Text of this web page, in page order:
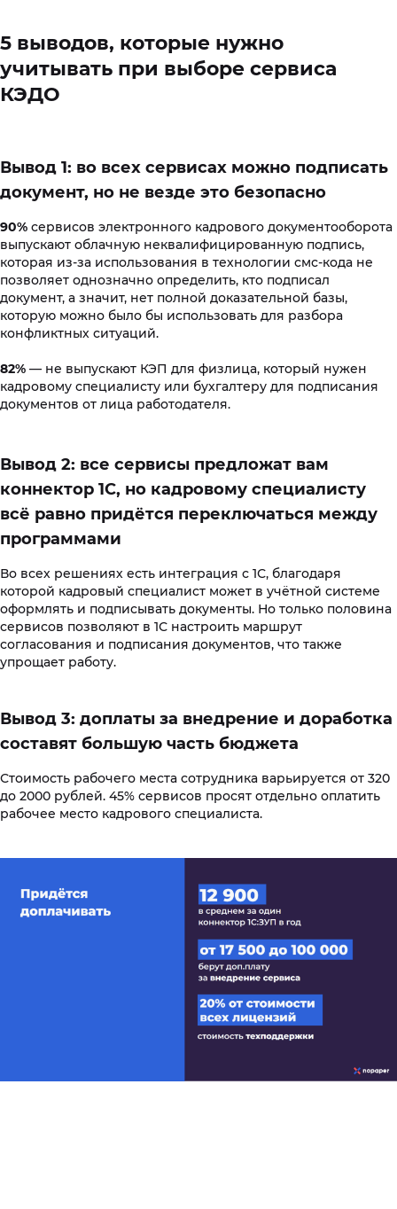
5 выводов, которые нужно
учитывать при выборе сервиса
КЭДО
Вывод 1: во всех сервисах можно подписать
документ, но не везде это безопасно
90% сервисов электронного кадрового документооборота
выпускают облачную неквалифицированную подпись,
которая из-за использования в технологии смс-кода не
позволяет однозначно определить, кто подписал
документ, а значит, нет полной доказательной базы,
которую можно было бы использовать для разбора
конфликтных ситуаций.
82% — не выпускают КЭП для физлица, который нужен
кадровому специалисту или бухгалтеру для подписания
документов от лица работодателя.
Вывод 2: все сервисы предложат вам
коннектор 1С, но кадровому специалисту
всё равно придётся переключаться между
программами
Во всех решениях есть интеграция с 1С, благодаря
которой кадровый специалист может в учётной системе
оформлять и подписывать документы. Но только половина
сервисов позволяют в 1С настроить маршрут
согласования и подписания документов, что также
упрощает работу.
Вывод 3: доплаты за внедрение и доработка
составят большую часть бюджета
Стоимость рабочего места сотрудника варьируется от 320
до 2000 рублей. 45% сервисов просят отдельно оплатить
рабочее место кадрового специалиста.